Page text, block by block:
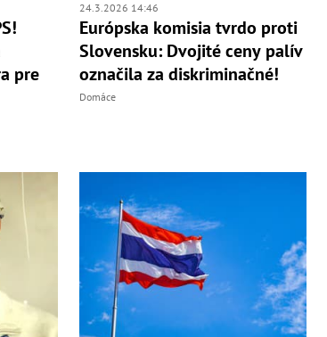
pre
24.3.2026 14:46
Európska komisia tvrdo proti
Slovensku: Dvojité ceny palív
označila za diskriminačné!
Domáce